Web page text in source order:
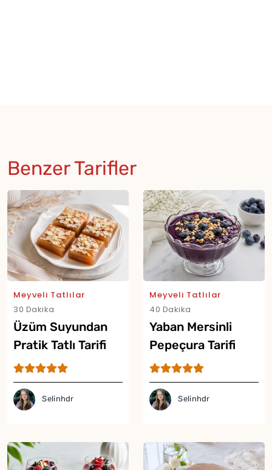
Benzer Tarifler
Meyveli Tatlılar
30 Dakika
Üzüm Suyundan
Pratik Tatlı Tarifi
Selinhdr
Meyveli Tatlılar
40 Dakika
Yaban Mersinli
Pepeçura Tarifi
Selinhdr